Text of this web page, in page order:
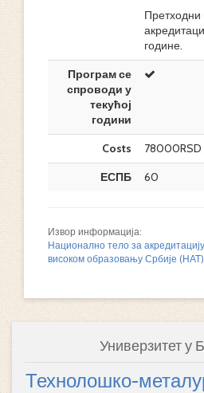
Претходни
године.
Програм се
спроводи у
текућој
години
Costs
ЕСПБ
60
Извор информација:
Национално тело за
високом образовању Србије (НАТ)
Универзитет у
Технолошко-